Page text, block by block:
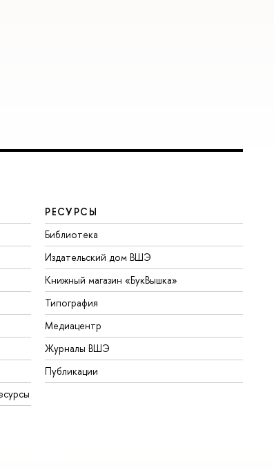
РЕСУРСЫ
Библиотека
Издательский дом ВШЭ
Книжный магазин «БукВышка»
Типография
Медиацентр
Журналы ВШЭ
Публикации